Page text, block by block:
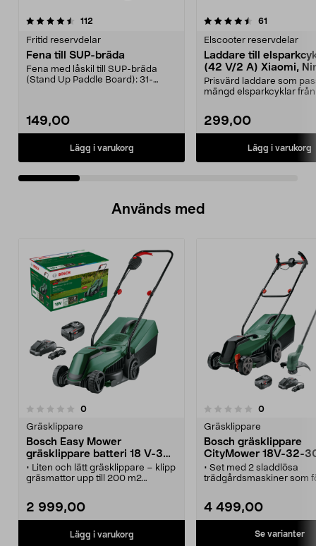
112
Fritid reservdelar
Fena till SUP-bräda
Fena med låskil till SUP-bräda
(Stand Up Paddle Board): 31-
149,00
Lägg i varukorg
4.5 av 5 stjärnor 61
Elscooter reservdelar
Laddare till
(42 V/2 A) Xiaomi,
E-Way m.fl.
Prisvärd laddare som
mängd elsparkcyklar från
299,00
Lägg i varukorg
4.5 av 5 stjärnor
Används med
0recensioner
Gräsklippare
Bosch Easy Mower
gräsklippare batteri 18 V-32-
200
• Liten och lätt gräsklippare – klipp
gräsmattor upp till 200 m2
gräsklippare – batteri och laddare
ingår.
• Bosch gräsklippare med
justerbar klipphöjd i 3 steg (20–60
2 999,00
Lägg i varukorg
0.0 av 5 stjärnor 0recensioner
Gräsklippare
Bosch gräsklippare
CityMower 18V-32-
grästrimmer Easy
18-230
• Set med 2 sladdlösa
trädgårdsmaskiner som
gräsytor. Klippbredd 32
cm.
• 1 x gräsklippare Bosch
4 499,00
Se varianter